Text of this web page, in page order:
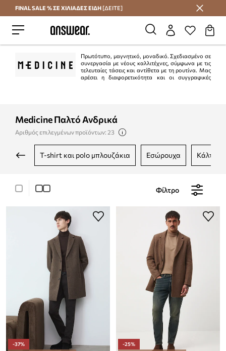
Εξοικονομήστε με το Answear Club
FINAL SALE % ΣΕ ΧΙΛΙΑΔΕΣ ΕΙΔΗ [ΔΕΙΤΕ]
Πρωτότυπο, μαγνητικό, μοναδικό. Σχεδιασμένο σε
συνεργασία με νέους καλλιτέχνες, σύμφωνα με τις
τελευταίες τάσεις και αντίθετα με τη ρουτίνα. Μας
αρέσει η διαφορετικότητα και οι συγγραφικές
Medicine Παλτό Ανδρικά
Αριθμός επιλεγμένων προϊόντων: 23
t-shirt και polo μπλουζάκια εσώρουχα κάλτσες
Φίλτρο
-37%
-25%